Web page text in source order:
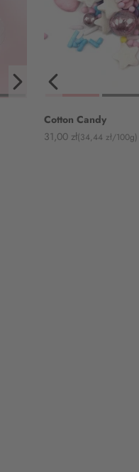
Cotton Candy
Angebot
31,00 zł(34,44 zł/100g)